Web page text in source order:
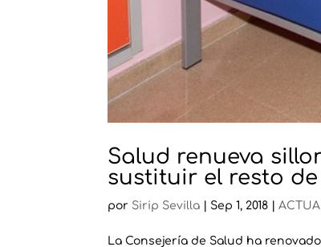
Salud renueva
sustituir el resto de
por Sirip Sevilla Sep 1, 2018 |
La Consejería de Salud ha